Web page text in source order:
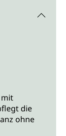
mit
die
ohne